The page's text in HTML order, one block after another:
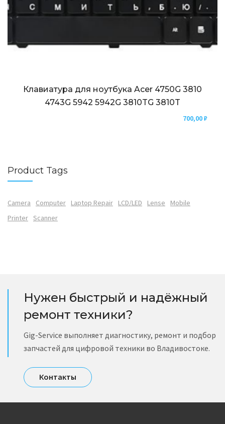
Клавиатура для ноутбука Acer 4750G 3810
4743G 5942 5942G 3810TG 3810T
700,00₽
Product Tags
Camera Computer Laptop Repair LCD/LED Lense
Mobile
Printer Scanner
Нужен быстрый и надёжный
ремонт техники?
Gig-Service выполняет диагностику, ремонт и подбор
запчастей для цифровой техники во Владивостоке.
Контакты